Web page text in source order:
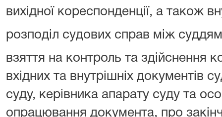
вихідної кореспонденції, а також
розподіл судових справ між
взяття на контроль та здійснення
вхідних та внутрішніх документів
суду, керівника апарату суду та
опрацювання документа, про